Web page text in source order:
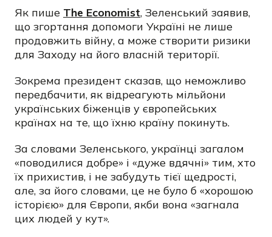
Як пише The Economist, Зеленський заявив,
що згортання допомоги Україні не лише
продовжить війну, а може створити ризики
для Заходу на його власній території.
Зокрема президент сказав, що неможливо
передбачити, як відреагують мільйони
українських біженців у європейських
країнах на те, що їхню країну покинуть.
За словами Зеленського, українці загалом
«поводилися добре» і «дуже вдячні» тим, хто
їх прихистив, і не забудуть тієї щедрості,
але, за його словами, це не було б «хорошою
історією» для Європи, якби вона «загнала
цих людей у кут».